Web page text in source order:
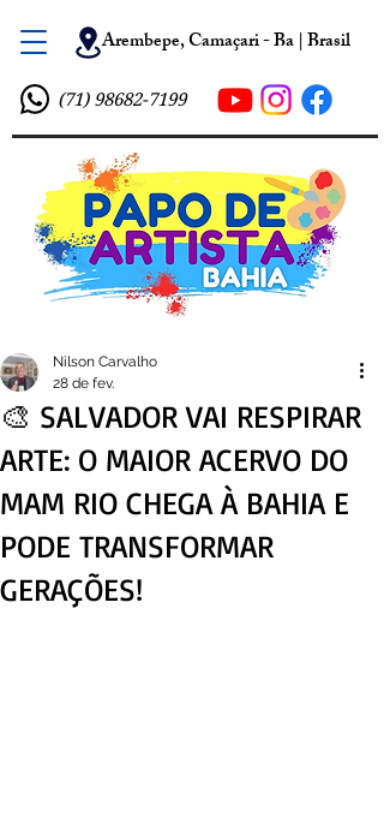
Arembepe, Camaçari - Ba | Brasil
(71) 98682-7199
🎨 SALVADOR VAI RESPIRAR
ARTE: O MAIOR ACERVO DO
MAM RIO CHEGA À BAHIA E
PODE TRANSFORMAR
GERAÇÕES!
Nilson Carvalho
28 de fev.